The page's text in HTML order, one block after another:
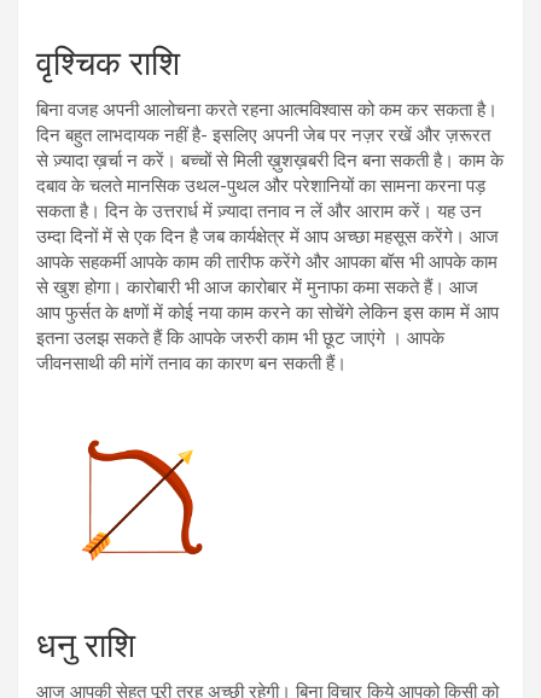
वृश्चिक राशि
बिना वजह अपनी आलोचना करते रहना आत्मविश्वास को कम कर सकता है।
दिन बहुत लाभदायक नहीं है- इसलिए अपनी जेब पर नज़र रखें और ज़रूरत
से ज़्यादा ख़र्चा न करें। बच्चों से मिली ख़ुशख़बरी दिन बना सकती है। काम के
दबाव के चलते मानसिक उथल-पुथल और परेशानियों का सामना करना पड़
सकता है। दिन के उत्तरार्ध में ज़्यादा तनाव न लें और आराम करें। यह उन
उम्दा दिनों में से एक दिन है जब कार्यक्षेत्र में आप अच्छा महसूस करेंगे। आज
आपके सहकर्मी आपके काम की तारीफ करेंगे और आपका बॉस भी आपके काम
से खुश होगा। कारोबारी भी आज कारोबार में मुनाफा कमा सकते हैं। आज
आप फुर्सत के क्षणों में कोई नया काम करने का सोचेंगे लेकिन इस काम में आप
इतना उलझ सकते हैं कि आपके जरुरी काम भी छूट जाएंगे । आपके
जीवनसाथी की मांगें तनाव का कारण बन सकती हैं।
धनु राशि
आज आपकी सेहत पूरी तरह अच्छी रहेगी। बिना विचार किये आपको किसी को